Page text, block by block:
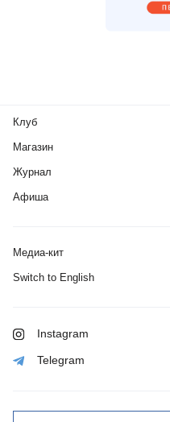
Клуб
Магазин
Журнал
Афиша
Медиа-кит
Switch to English
Instagram
Telegram